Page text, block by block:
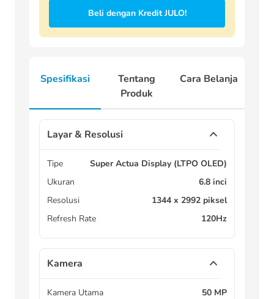
Beli dengan Kredit JULO!
Spesifikasi
Tentang
Produk
Cara Belanja
Layar & Resolusi
Tipe
Super Actua Display (LTPO OLED)
Ukuran
6.8 inci
Resolusi
1344 x 2992 piksel
Refresh Rate
120Hz
Kamera
Kamera Utama
50 MP